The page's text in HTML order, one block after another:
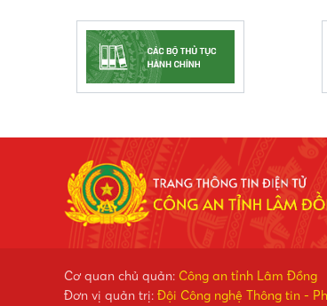
Cơ quan chủ quản: Công an tỉnh Lâm Đồng
Đơn vị quản trị: Đội Công nghệ Thông tin -